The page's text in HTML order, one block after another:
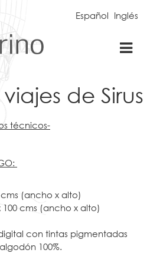
Español Inglés
de Sirus
técnicos-
(ancho x alto)
cms (ancho x alto)
con tintas pigmentadas
100%.